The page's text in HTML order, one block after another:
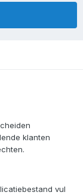
klanten
vul